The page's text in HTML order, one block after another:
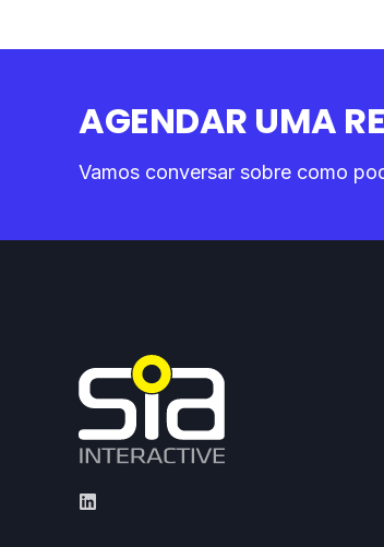
AGENDAR UMA
Vamos conversar sobre como